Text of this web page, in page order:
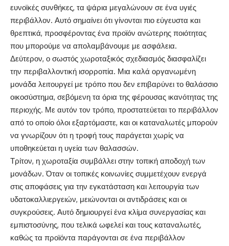
ευνοϊκές συνθήκες, τα ψάρια μεγαλώνουν σε ένα υγιές
περιβάλλον. Αυτό σημαίνει ότι γίνονται πιο εύγευστα και
θρεπτικά, προσφέροντας ένα προϊόν ανώτερης ποιότητας
που μπορούμε να απολαμβάνουμε με ασφάλεια.
Δεύτερον, ο σωστός χωροταξικός σχεδιασμός διασφαλίζει
την περιβαλλοντική ισορροπία. Μια καλά οργανωμένη
μονάδα λειτουργεί με τρόπο που δεν επιβαρύνει το θαλάσσιο
οικοσύστημα, σεβόμενη τα όρια της φέρουσας ικανότητας της
περιοχής. Με αυτόν τον τρόπο, προστατεύεται το περιβάλλον
από το οποίο όλοι εξαρτόμαστε, και οι καταναλωτές μπορούν
να γνωρίζουν ότι η τροφή τους παράγεται χωρίς να
υποθηκεύεται η υγεία των θαλασσών.
Τρίτον, η χωροταξία συμβάλλει στην τοπική αποδοχή των
μονάδων. Όταν οι τοπικές κοινωνίες συμμετέχουν ενεργά
στις αποφάσεις για την εγκατάσταση και λειτουργία των
υδατοκαλλιεργειών, μειώνονται οι αντιδράσεις και οι
συγκρούσεις. Αυτό δημιουργεί ένα κλίμα συνεργασίας και
εμπιστοσύνης, που τελικά ωφελεί και τους καταναλωτές,
καθώς τα προϊόντα παράγονται σε ένα περιβάλλον